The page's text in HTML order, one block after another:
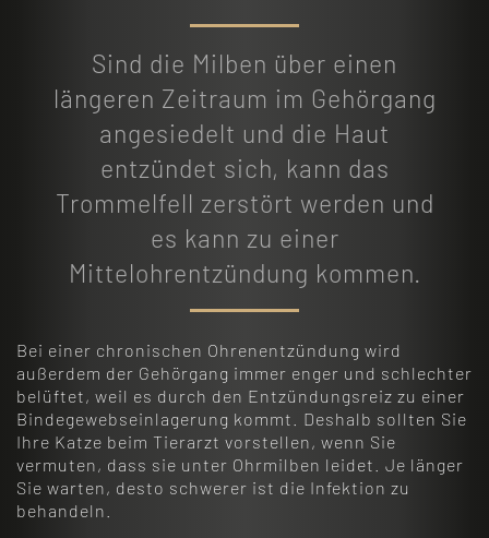
Sind die Milben über einen
längeren Zeitraum im Gehörgang
angesiedelt und die Haut
entzündet sich, kann das
Trommelfell zerstört werden und
es kann zu einer
Mittelohrentzündung kommen.
Bei einer chronischen Ohrenentzündung wird
außerdem der Gehörgang immer enger und schlechter
belüftet, weil es durch den Entzündungsreiz zu einer
Bindegewebseinlagerung kommt. Deshalb sollten Sie
Ihre Katze beim Tierarzt vorstellen, wenn Sie
vermuten, dass sie unter Ohrmilben leidet. Je länger
Sie warten, desto schwerer ist die Infektion zu
behandeln.